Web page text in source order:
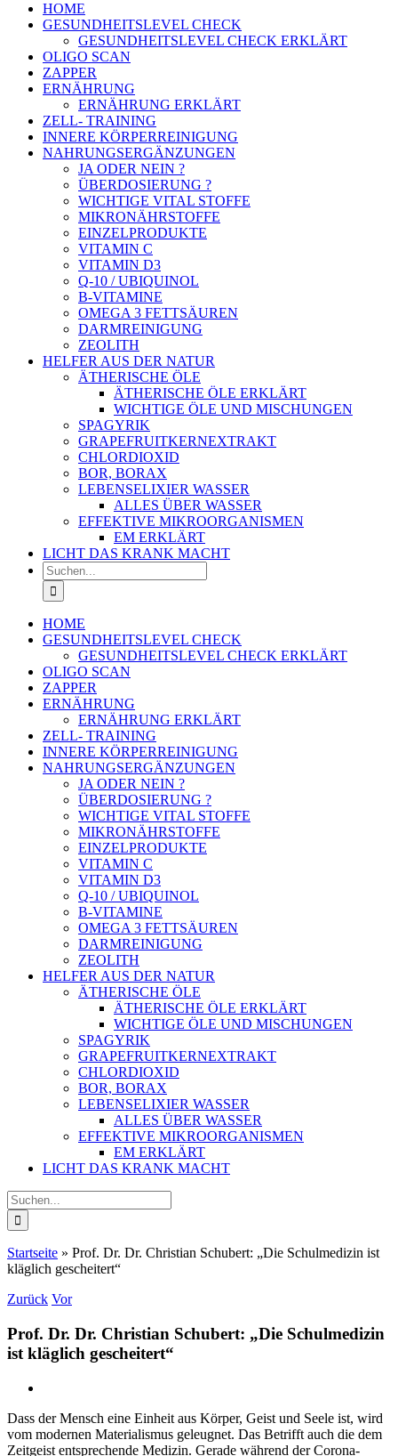
HOME
GESUNDHEITSLEVEL CHECK
GESUNDHEITSLEVEL CHECK ERKLÄRT
OLIGO SCAN
ZAPPER
ERNÄHRUNG
ERNÄHRUNG ERKLÄRT
ZELL- TRAINING
INNERE KÖRPERREINIGUNG
NAHRUNGSERGÄNZUNGEN
JA ODER NEIN ?
ÜBERDOSIERUNG ?
WICHTIGE VITAL STOFFE
MIKRONÄHRSTOFFE
EINZELPRODUKTE
VITAMIN C
VITAMIN D3
Q-10 / UBIQUINOL
B-VITAMINE
OMEGA 3 FETTSÄUREN
DARMREINIGUNG
ZEOLITH
HELFER AUS DER NATUR
ÄTHERISCHE ÖLE
ÄTHERISCHE ÖLE ERKLÄRT
WICHTIGE ÖLE UND MISCHUNGEN
SPAGYRIK
GRAPEFRUITKERNEXTRAKT
CHLORDIOXID
BOR, BORAX
LEBENSELIXIER WASSER
ALLES ÜBER WASSER
EFFEKTIVE MIKROORGANISMEN
EM ERKLÄRT
LICHT DAS KRANK MACHT
Suche
nach:
HOME
GESUNDHEITSLEVEL CHECK
GESUNDHEITSLEVEL CHECK ERKLÄRT
OLIGO SCAN
ZAPPER
ERNÄHRUNG
ERNÄHRUNG ERKLÄRT
ZELL- TRAINING
INNERE KÖRPERREINIGUNG
NAHRUNGSERGÄNZUNGEN
JA ODER NEIN ?
ÜBERDOSIERUNG ?
WICHTIGE VITAL STOFFE
MIKRONÄHRSTOFFE
EINZELPRODUKTE
VITAMIN C
VITAMIN D3
Q-10 / UBIQUINOL
B-VITAMINE
OMEGA 3 FETTSÄUREN
DARMREINIGUNG
ZEOLITH
HELFER AUS DER NATUR
ÄTHERISCHE ÖLE
ÄTHERISCHE ÖLE ERKLÄRT
WICHTIGE ÖLE UND MISCHUNGEN
SPAGYRIK
GRAPEFRUITKERNEXTRAKT
CHLORDIOXID
BOR, BORAX
LEBENSELIXIER WASSER
ALLES ÜBER WASSER
EFFEKTIVE MIKROORGANISMEN
EM ERKLÄRT
LICHT DAS KRANK MACHT
Suche
nach:
Startseite » Prof. Dr. Dr. Christian Schubert: „Die Schulmedizin ist
kläglich gescheitert“
Zurück Vor
Prof. Dr. Dr. Christian Schubert: „Die Schulmedizin
ist kläglich gescheitert“
Dass der Mensch eine Einheit aus Körper, Geist und Seele ist, wird
vom modernen Materialismus geleugnet. Das Betrifft auch die dem
Zeitgeist entsprechende Medizin. Gerade während der Corona-